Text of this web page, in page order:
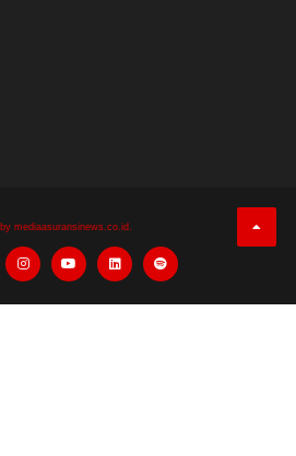
by mediaasuransinews.co.id.